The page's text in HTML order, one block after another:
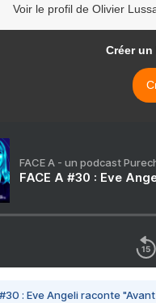
Voir le profil de Olivier
Créer
FACE A - un podcast
FACE A #30 : Eve
#30 : Eve Angeli raconte